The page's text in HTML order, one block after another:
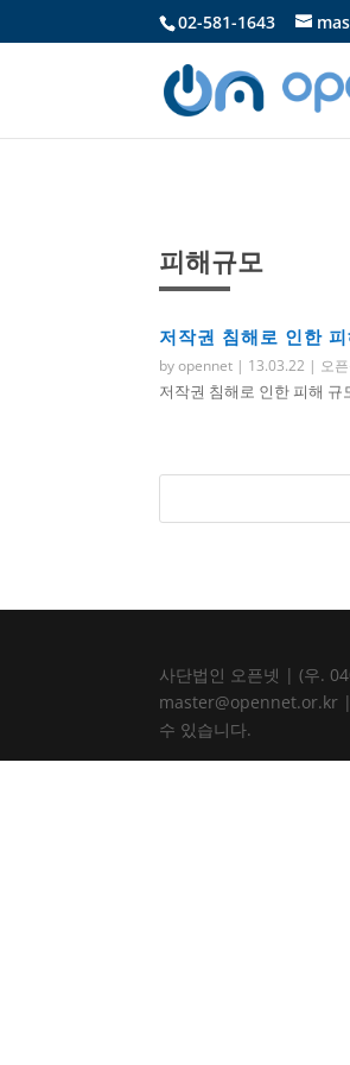
02-581-1643
피해규모
저작권 침해로 인한
byopennet | 13.03.22 | 오
저작권 침해로 인한 피해
사단법인 오픈넷 | (우.
master@opennet.or.kr |
수 있습니다.